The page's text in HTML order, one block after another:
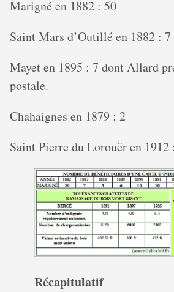
Marigné en 1882 : 50
Saint Mars d’Outillé en 1882 : 7
Mayet en 1895 : 7 dont Allard
postale.
Chahaignes en 1879 : 2
Saint Pierre du Lorouër en 1912
Récapitulatif